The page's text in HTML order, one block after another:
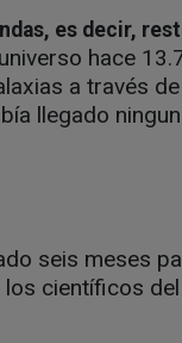
es decir,
hace
a través
llegado
seis meses
científicos